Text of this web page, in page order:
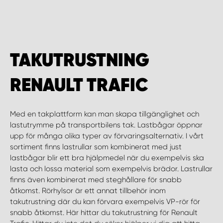
TAKUTRUSTNING
RENAULT TRAFIC
Med en takplattform kan man skapa tillgänglighet och
lastutrymme på transportbilens tak. Lastbågar öppnar
upp för många olika typer av förvaringsalternativ. I vårt
sortiment finns lastrullar som kombinerat med just
lastbågar blir ett bra hjälpmedel när du exempelvis ska
lasta och lossa material som exempelvis brädor. Lastrullar
finns även kombinerat med steghållare för snabb
åtkomst. Rörhylsor är ett annat tillbehör inom
takutrustning där du kan förvara exempelvis VP-rör för
snabb åtkomst. Här hittar du takutrustning för Renault
WORK SYSTEM KALMAR
WORK SYSTEM KARLSTAD
WORK SYSTEM KIRUNA
WORK SYSTEM KRISTIANSTAD
WORK SYSTEM LINKÖPING
WORK SYSTEM LULEÅ